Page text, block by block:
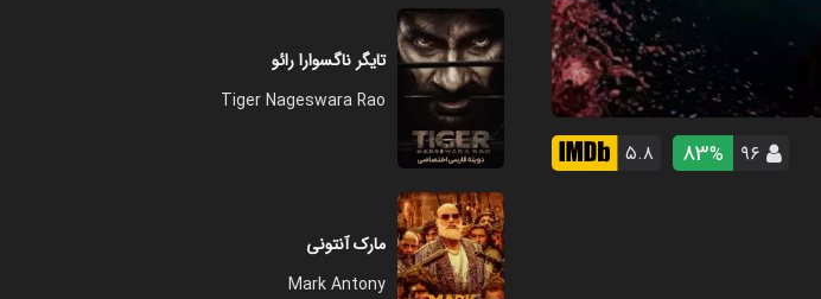
۹۶ 83% ۵.۸
تایگر ناگسوارا رائو
Tiger Nageswara Rao
مارک آنتونی
Mark Antony